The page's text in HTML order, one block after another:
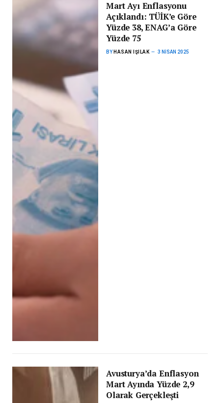
Mart Ayı Enflasyonu
Açıklandı: TÜİK’e Göre
Yüzde 38, ENAG’a Göre
Yüzde 75
BY HASAN IŞILAK 3 NISAN 2025
Avusturya’da Enflasyon
Mart Ayında Yüzde 2,9
Olarak Gerçekleşti